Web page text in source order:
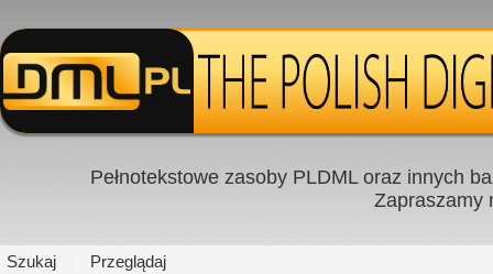
Pełnotekstowe zasoby PLDML oraz innych
Zapraszamy
Szukaj Przeglądaj